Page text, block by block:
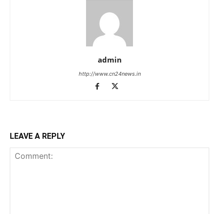
admin
http://www.cn24news.in
LEAVE A REPLY